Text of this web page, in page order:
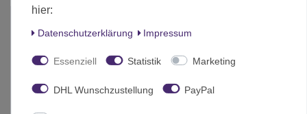
hier:
Daten­schutz­erklärung Impressum
Essenziell Statistik Marketing
DHL Wunschzustellung PayPal